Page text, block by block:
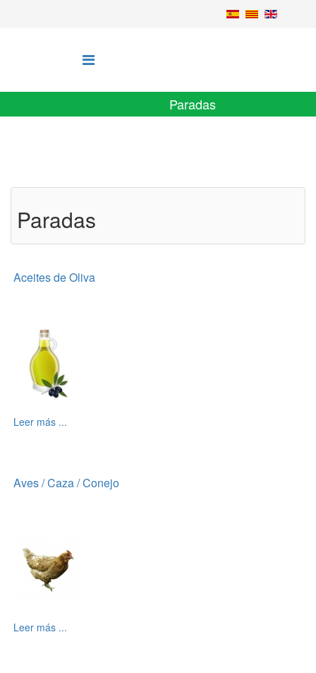
Paradas
Paradas
Aceites de Oliva
Leer más ...
Aves / Caza / Conejo
Leer más ...